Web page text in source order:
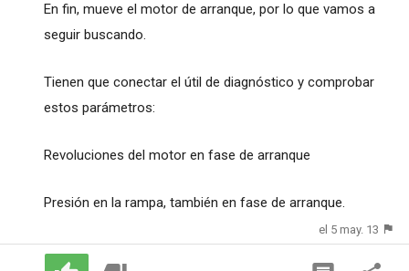
En fin, mueve el motor de arranque, por lo que vamos a
seguir buscando.
Tienen que conectar el útil de diagnóstico y comprobar
estos parámetros:
Revoluciones del motor en fase de arranque
Presión en la rampa, también en fase de arranque.
el 5 may. 13